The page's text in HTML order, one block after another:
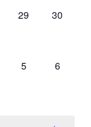
0
29
0
30
0
5
0
6